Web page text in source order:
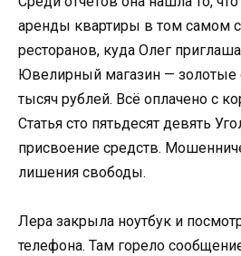
аренды квартиры в том самом
ресторанов, куда Олег
Ювелирный магазин — золотые
тысяч рублей. Всё оплачено с
Статья сто пятьдесят девять
присвоение средств.
лишения свободы.
Лера закрыла ноутбук и
телефона. Там горело